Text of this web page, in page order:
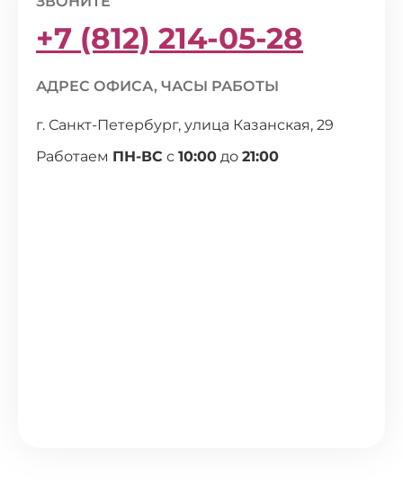
+7 (812) 214-05-28
АДРЕС ОФИСА, ЧАСЫ РАБОТЫ
г. Санкт-Петербург, улица Казанская, 29
Работаем ПН-ВС с 10:00 до 21:00